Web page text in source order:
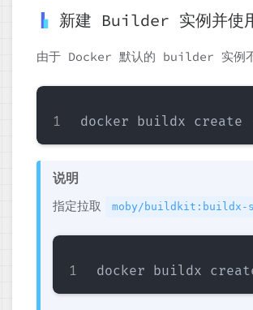
新建 Builder 实例并使
由于 Docker 默认的 builder 实例不
说明
指定拉取 moby/buildkit:buildx-